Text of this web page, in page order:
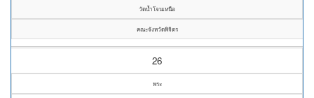
วัดน้ำโจนเหนือ
คณะจังหวัดพิจิตร
26
พระ